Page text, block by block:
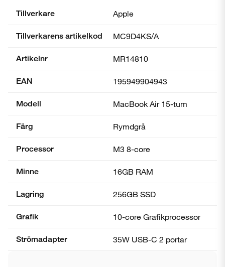
Tillverkare Apple
Tillverkarens artikelkod MC9D4KS/A
Artikelnr MR14810
EAN 195949904943
Modell MacBook Air 15-tum
Färg Rymdgrå
Processor M3 8-core
Minne 16GB RAM
Lagring 256GB SSD
Grafik 10-core Grafik­processor
Strömadapter 35W USB-C 2 portar